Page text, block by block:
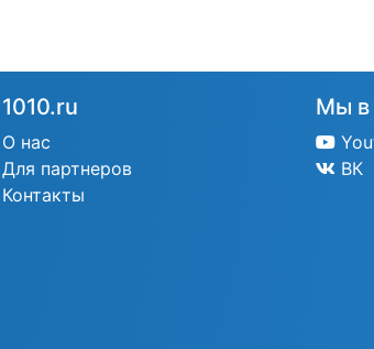
1010.ru
О нас
Для партнеров
Контакты
Мы в
ВК